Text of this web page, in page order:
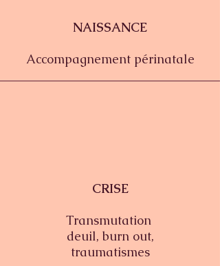
NAISSANCE
Accompagnement périnatale
CRISE
Transmutation
deuil, burn out,
traumatismes